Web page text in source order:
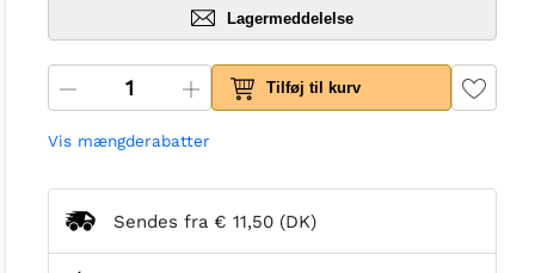
Lagermeddelelse
Tilføj til kurv
Vis mængderabatter
Sendes fra € 11,50 (DK)